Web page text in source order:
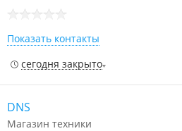
Показать контакты
сегодня закрыто
DNS
Магазин техники